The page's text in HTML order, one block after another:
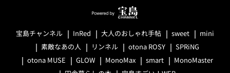
宝島チャンネル InRed 大人のおしゃれ手帖 sweet
mini
素敵なあの人
リンネル otona ROSY
SPRiNG
otona MUSE
GLOW MonoMax smart
MonoMaster